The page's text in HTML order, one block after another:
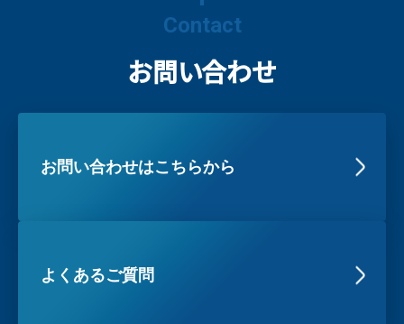
Contact
お問い合わせ
お問い合わせはこちらから
よくあるご質問